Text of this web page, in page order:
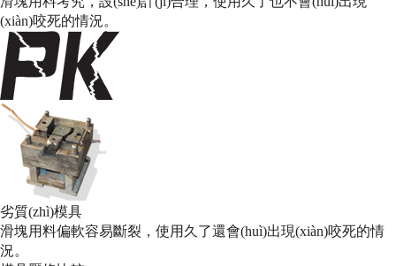
(xiàn)咬死的情況。
劣質(zhì)模具
滑塊用料偏軟容易斷裂，使用久了還會(huì)出現(xiàn)咬死的情
況。